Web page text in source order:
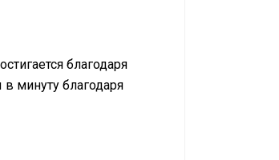
благодаря
минуту благодаря